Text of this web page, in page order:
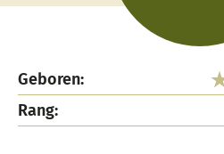
Geboren:
Rang: